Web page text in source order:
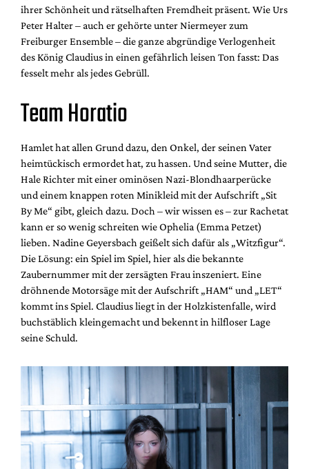
ihrer Schönheit und rätselhaften Fremdheit präsent. Wie Urs
Peter Halter – auch er gehörte unter Niermeyer zum
Freiburger Ensemble – die ganze abgründige Verlogenheit
des König Claudius in einen gefährlich leisen Ton fasst: Das
fesselt mehr als jedes Gebrüll.
Team Horatio
Hamlet hat allen Grund dazu, den Onkel, der seinen Vater
heimtückisch ermordet hat, zu hassen. Und seine Mutter, die
Hale Richter mit einer ominösen Nazi-Blondhaarperücke
und einem knappen roten Minikleid mit der Aufschrift „Sit
By Me“ gibt, gleich dazu. Doch – wir wissen es – zur Rachetat
kann er so wenig schreiten wie Ophelia (Emma Petzet)
lieben. Nadine Geyersbach geißelt sich dafür als „Witzfigur“.
Die Lösung: ein Spiel im Spiel, hier als die bekannte
Zaubernummer mit der zersägten Frau inszeniert. Eine
dröhnende Motorsäge mit der Aufschrift „HAM“ und „LET“
kommt ins Spiel. Claudius liegt in der Holzkistenfalle, wird
buchstäblich kleingemacht und bekennt in hilfloser Lage
seine Schuld.